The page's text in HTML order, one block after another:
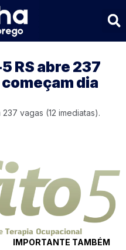
RS abre 237
dia
vagas (12 imediatas).
IMPORTANTE TAMBÉM